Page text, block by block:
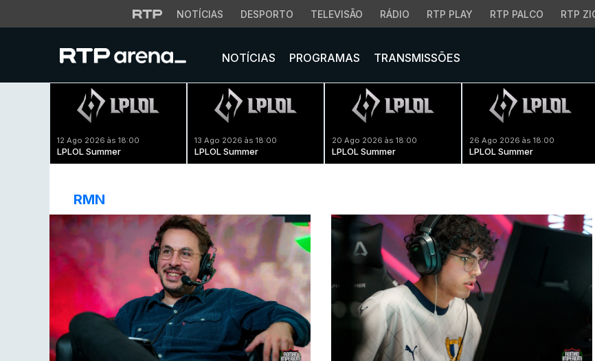
NOTÍCIAS DESPORTO TELEVISÃO RÁDIO RTP PLAY RTP PALCO RTP
NOTÍCIAS PROGRAMAS TRANSMISSÕES
12 Ago 2026 às 18:00
LPLOL Summer
13 Ago 2026 às 18:00
LPLOL Summer
20 Ago 2026 às 18:00
LPLOL Summer
26 Ago 2026 às 18:00
LPLOL Summer
RMN